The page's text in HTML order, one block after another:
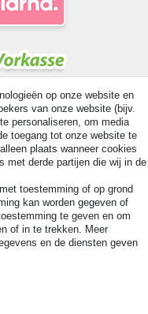
- All rights
prices see article detail
op onze website en
van onze website (bijv.
personaliseren, om media
toegang tot onze website te
plaats wanneer cookies
met derde partijen die wij in de
toestemming of op grond
kan worden gegeven of
te geven en om
of in te trekken. Meer
en de diensten geven
Contact